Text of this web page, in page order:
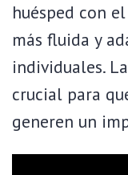
huésped con
más fluida y
individuales.
crucial para
generen un